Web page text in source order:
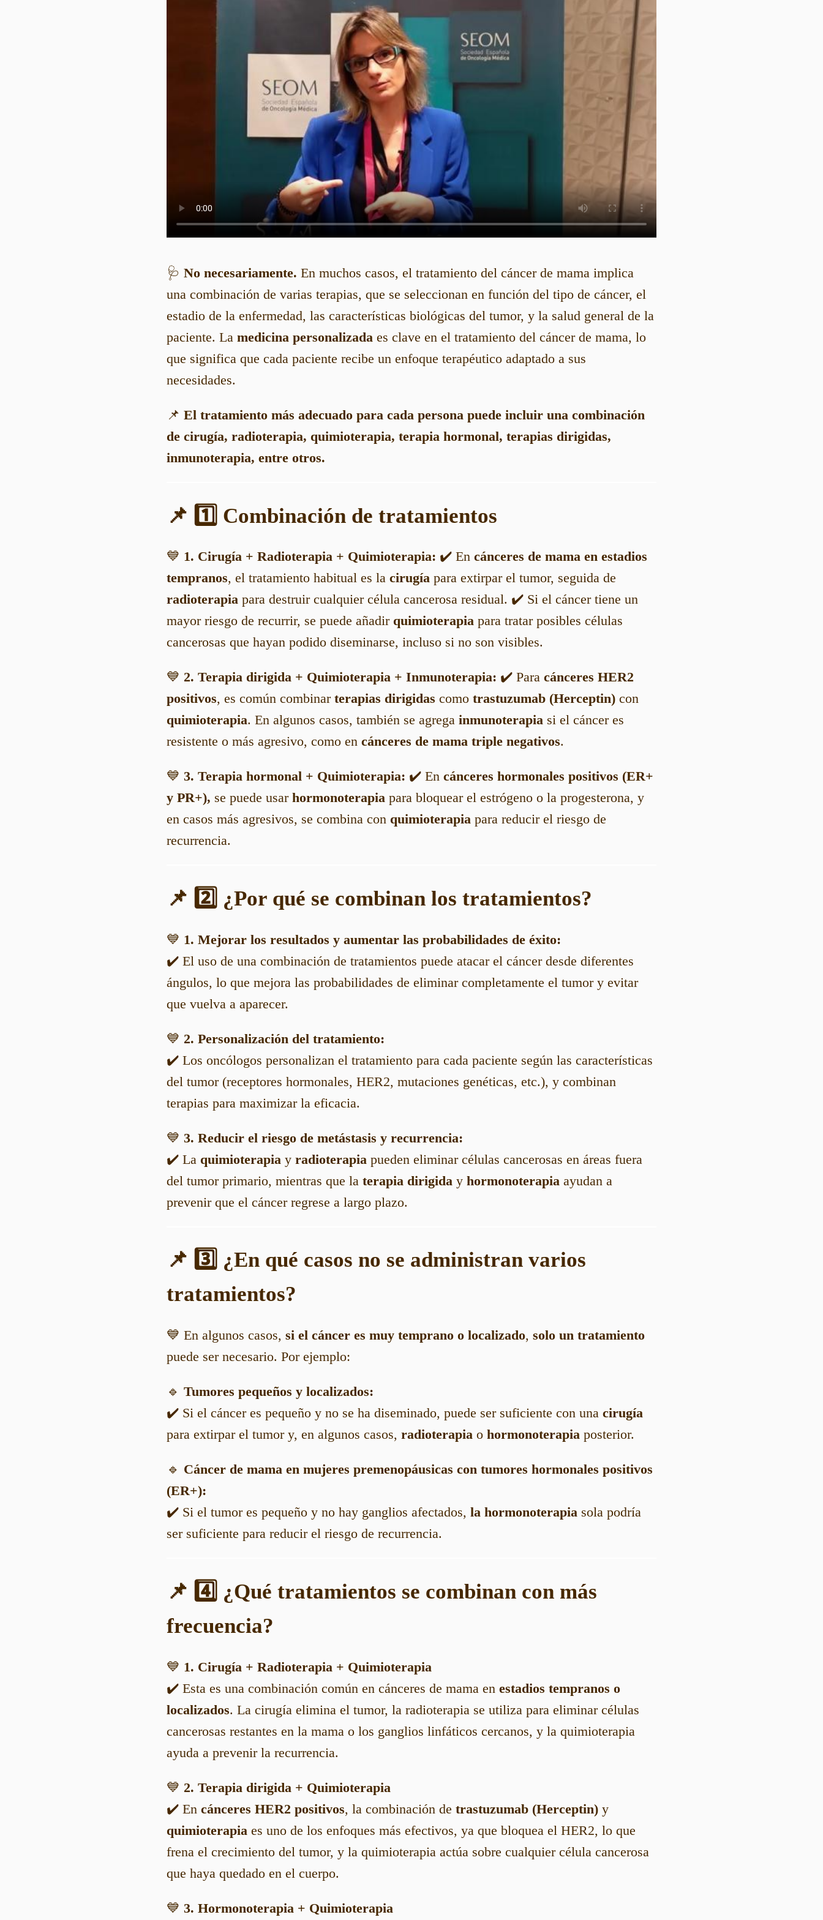
🩺 No necesariamente. En muchos casos, el tratamiento del cáncer de mama implica
una combinación de varias terapias, que se seleccionan en función del tipo de cáncer, el
estadio de la enfermedad, las características biológicas del tumor, y la salud general de la
paciente. La medicina personalizada es clave en el tratamiento del cáncer de mama, lo
que significa que cada paciente recibe un enfoque terapéutico adaptado a sus
necesidades.
📌 El tratamiento más adecuado para cada persona puede incluir una combinación
de cirugía, radioterapia, quimioterapia, terapia hormonal, terapias dirigidas,
inmunoterapia, entre otros.
📌 1️⃣ Combinación de tratamientos
💙 1. Cirugía + Radioterapia + Quimioterapia: ✔️ En cánceres de mama en estadios
tempranos, el tratamiento habitual es la cirugía para extirpar el tumor, seguida de
radioterapia para destruir cualquier célula cancerosa residual. ✔️ Si el cáncer tiene un
mayor riesgo de recurrir, se puede añadir quimioterapia para tratar posibles células
cancerosas que hayan podido diseminarse, incluso si no son visibles.
💙 2. Terapia dirigida + Quimioterapia + Inmunoterapia: ✔️ Para cánceres HER2
positivos, es común combinar terapias dirigidas como trastuzumab (Herceptin) con
quimioterapia. En algunos casos, también se agrega inmunoterapia si el cáncer es
resistente o más agresivo, como en cánceres de mama triple negativos.
💙 3. Terapia hormonal + Quimioterapia: ✔️ En cánceres hormonales positivos (ER+
y PR+), se puede usar hormonoterapia para bloquear el estrógeno o la progesterona, y
en casos más agresivos, se combina con quimioterapia para reducir el riesgo de
recurrencia.
📌 2️⃣ ¿Por qué se combinan los tratamientos?
💙 1. Mejorar los resultados y aumentar las probabilidades de éxito:
✔️ El uso de una combinación de tratamientos puede atacar el cáncer desde diferentes
ángulos, lo que mejora las probabilidades de eliminar completamente el tumor y evitar
que vuelva a aparecer.
💙 2. Personalización del tratamiento:
✔️ Los oncólogos personalizan el tratamiento para cada paciente según las características
del tumor (receptores hormonales, HER2, mutaciones genéticas, etc.), y combinan
terapias para maximizar la eficacia.
💙 3. Reducir el riesgo de metástasis y recurrencia:
✔️ La quimioterapia y radioterapia pueden eliminar células cancerosas en áreas fuera
del tumor primario, mientras que la terapia dirigida y hormonoterapia ayudan a
prevenir que el cáncer regrese a largo plazo.
📌 3️⃣ ¿En qué casos no se administran varios
tratamientos?
💙 En algunos casos, si el cáncer es muy temprano o localizado, solo un tratamiento
puede ser necesario. Por ejemplo:
🔹 Tumores pequeños y localizados:
✔️ Si el cáncer es pequeño y no se ha diseminado, puede ser suficiente con una cirugía
para extirpar el tumor y, en algunos casos, radioterapia o hormonoterapia posterior.
🔹 Cáncer de mama en mujeres premenopáusicas con tumores hormonales positivos
(ER+):
✔️ Si el tumor es pequeño y no hay ganglios afectados, la hormonoterapia sola podría
ser suficiente para reducir el riesgo de recurrencia.
📌 4️⃣ ¿Qué tratamientos se combinan con más
frecuencia?
💙 1. Cirugía + Radioterapia + Quimioterapia
✔️ Esta es una combinación común en cánceres de mama en estadios tempranos o
localizados. La cirugía elimina el tumor, la radioterapia se utiliza para eliminar células
cancerosas restantes en la mama o los ganglios linfáticos cercanos, y la quimioterapia
ayuda a prevenir la recurrencia.
💙 2. Terapia dirigida + Quimioterapia
✔️ En cánceres HER2 positivos, la combinación de trastuzumab (Herceptin) y
quimioterapia es uno de los enfoques más efectivos, ya que bloquea el HER2, lo que
frena el crecimiento del tumor, y la quimioterapia actúa sobre cualquier célula cancerosa
que haya quedado en el cuerpo.
💙 3. Hormonoterapia + Quimioterapia